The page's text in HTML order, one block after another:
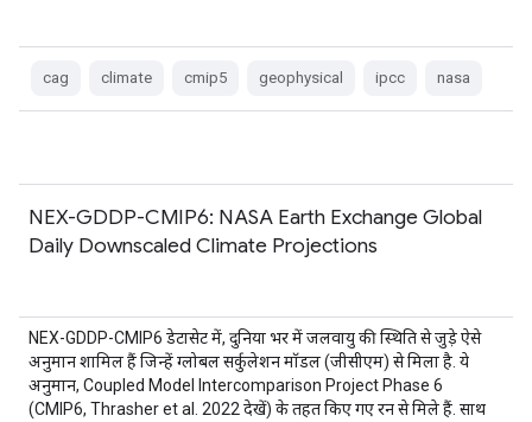
cag climate cmip5 geophysical ipcc nasa
NEX-GDDP-CMIP6: NASA Earth Exchange Global
Daily Downscaled Climate Projections
NEX-GDDP-CMIP6 डेटासेट में, दुनिया भर में जलवायु की स्थिति से जुड़े ऐसे
अनुमान शामिल हैं जिन्हें ग्लोबल सर्कुलेशन मॉडल (जीसीएम) से मिला है. ये
अनुमान, Coupled Model Intercomparison Project Phase 6
(CMIP6, Thrasher et al. 2022 देखें) के तहत किए गए रन से मिले हैं. साथ